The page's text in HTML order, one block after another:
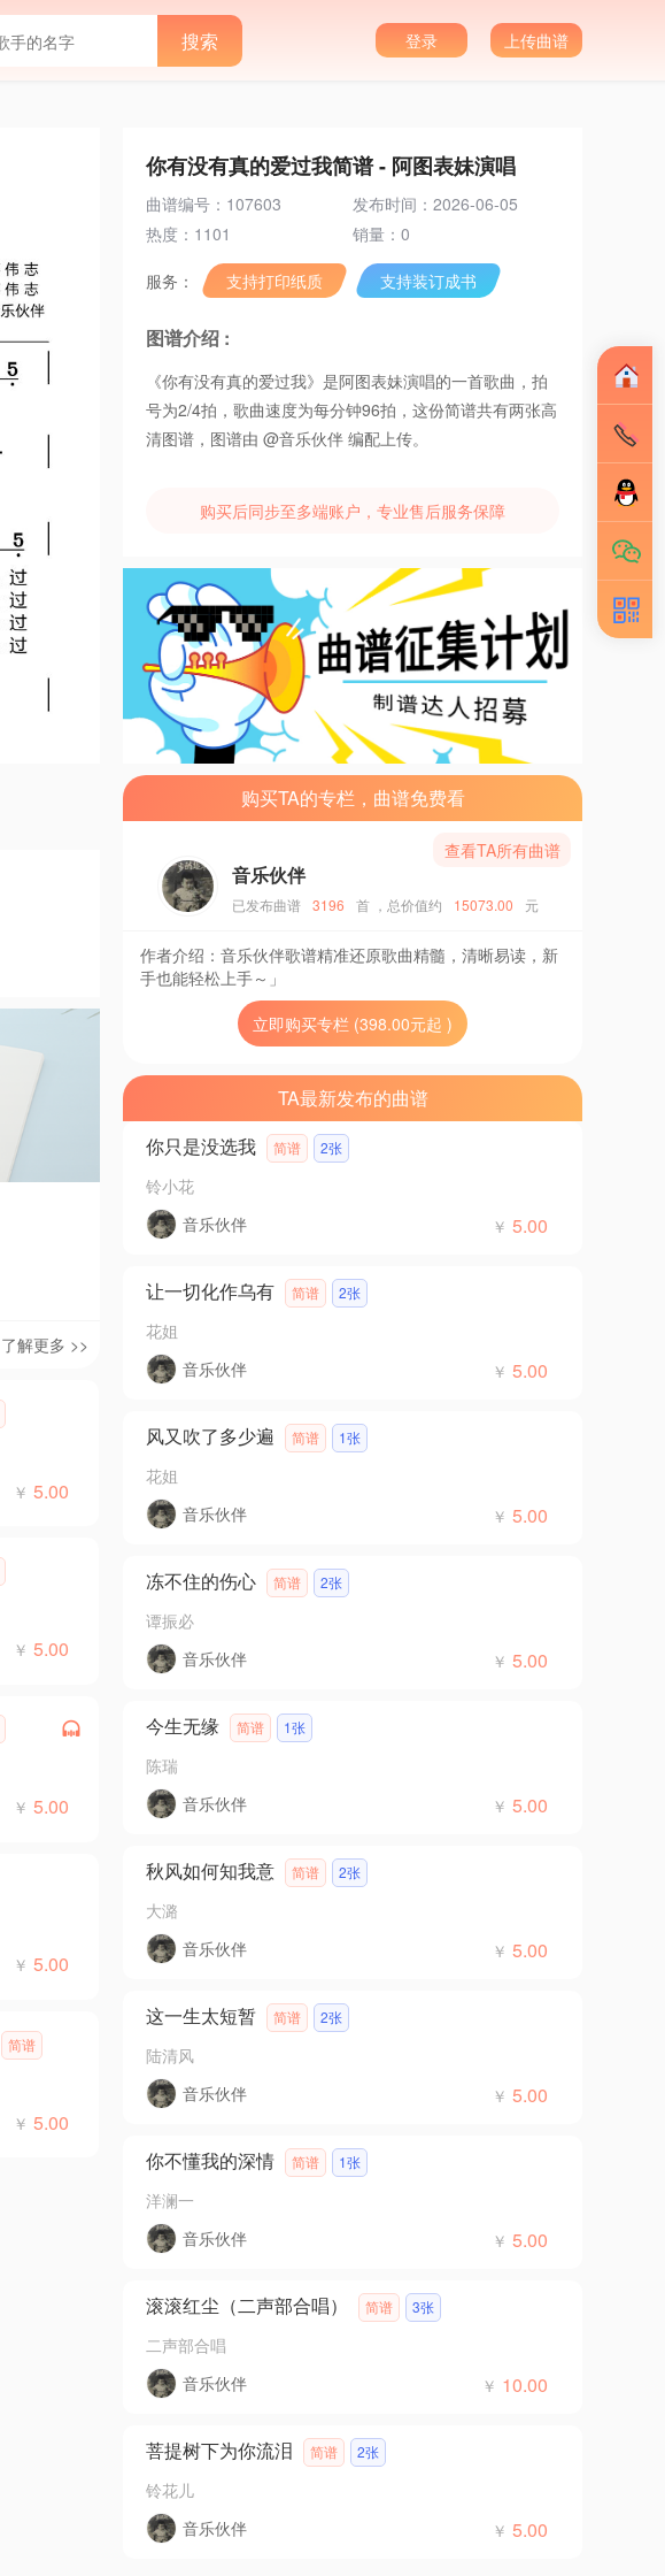
上传曲谱
登录
了解更多 >>
￥ 5.00
￥ 5.00
￥ 5.00
￥ 5.00
简谱
￥ 5.00
你有没有真的爱过我简谱 - 阿图表妹演唱
曲谱编号：107603
发布时间：2026-06-05
热度：1101
销量：0
服务： 支持打印纸质 支持装订成书
图谱介绍 :
《你有没有真的爱过我》是阿图表妹演唱的一首歌曲，拍
号为2/4拍，歌曲速度为每分钟96拍，这份简谱共有两张高
清图谱，图谱由 @音乐伙伴 编配上传。
购买后同步至多端账户，专业售后服务保障
购买TA的专栏，曲谱免费看
音乐伙伴
查看TA所有曲谱
已发布曲谱 3196 首 ，总价值约 15073.00 元
作者介绍： 音乐伙伴歌谱精准还原歌曲精髓，清晰易读，新
手也能轻松上手～」
立即购买专栏 (398.00元起 )
TA最新发布的曲谱
你只是没选我
简谱 2张
铃小花
音乐伙伴
￥ 5.00
让一切化作乌有 简谱 2张
花姐
音乐伙伴
￥ 5.00
风又吹了多少遍 简谱 1张
花姐
音乐伙伴
￥ 5.00
冻不住的伤心 简谱 2张
谭振必
音乐伙伴
￥ 5.00
今生无缘 简谱 1张
陈瑞
音乐伙伴
￥ 5.00
秋风如何知我意 简谱 2张
大潞
音乐伙伴
￥ 5.00
这一生太短暂 简谱 2张
陆清风
音乐伙伴
￥ 5.00
你不懂我的深情 简谱 1张
洋澜一
音乐伙伴
￥ 5.00
滚滚红尘（二声部合唱） 简谱 3张
二声部合唱
音乐伙伴
￥ 10.00
菩提树下为你流泪 简谱 2张
铃花儿
音乐伙伴
￥ 5.00